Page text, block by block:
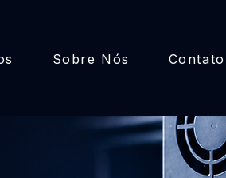
Sobre Nós Contato